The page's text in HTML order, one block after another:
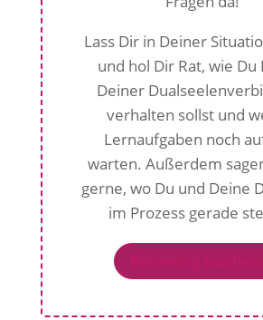
Lass Dir in Deiner
und hol Dir Rat, wie Du
Deiner
verhalten sollst und
Lernaufgaben noch
warten. Außerdem
gerne, wo Du und Deine
im Prozess gerade